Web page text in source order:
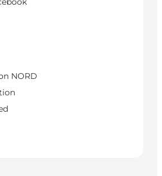
NORD